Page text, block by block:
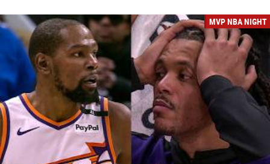
MVP NBA NIGHT